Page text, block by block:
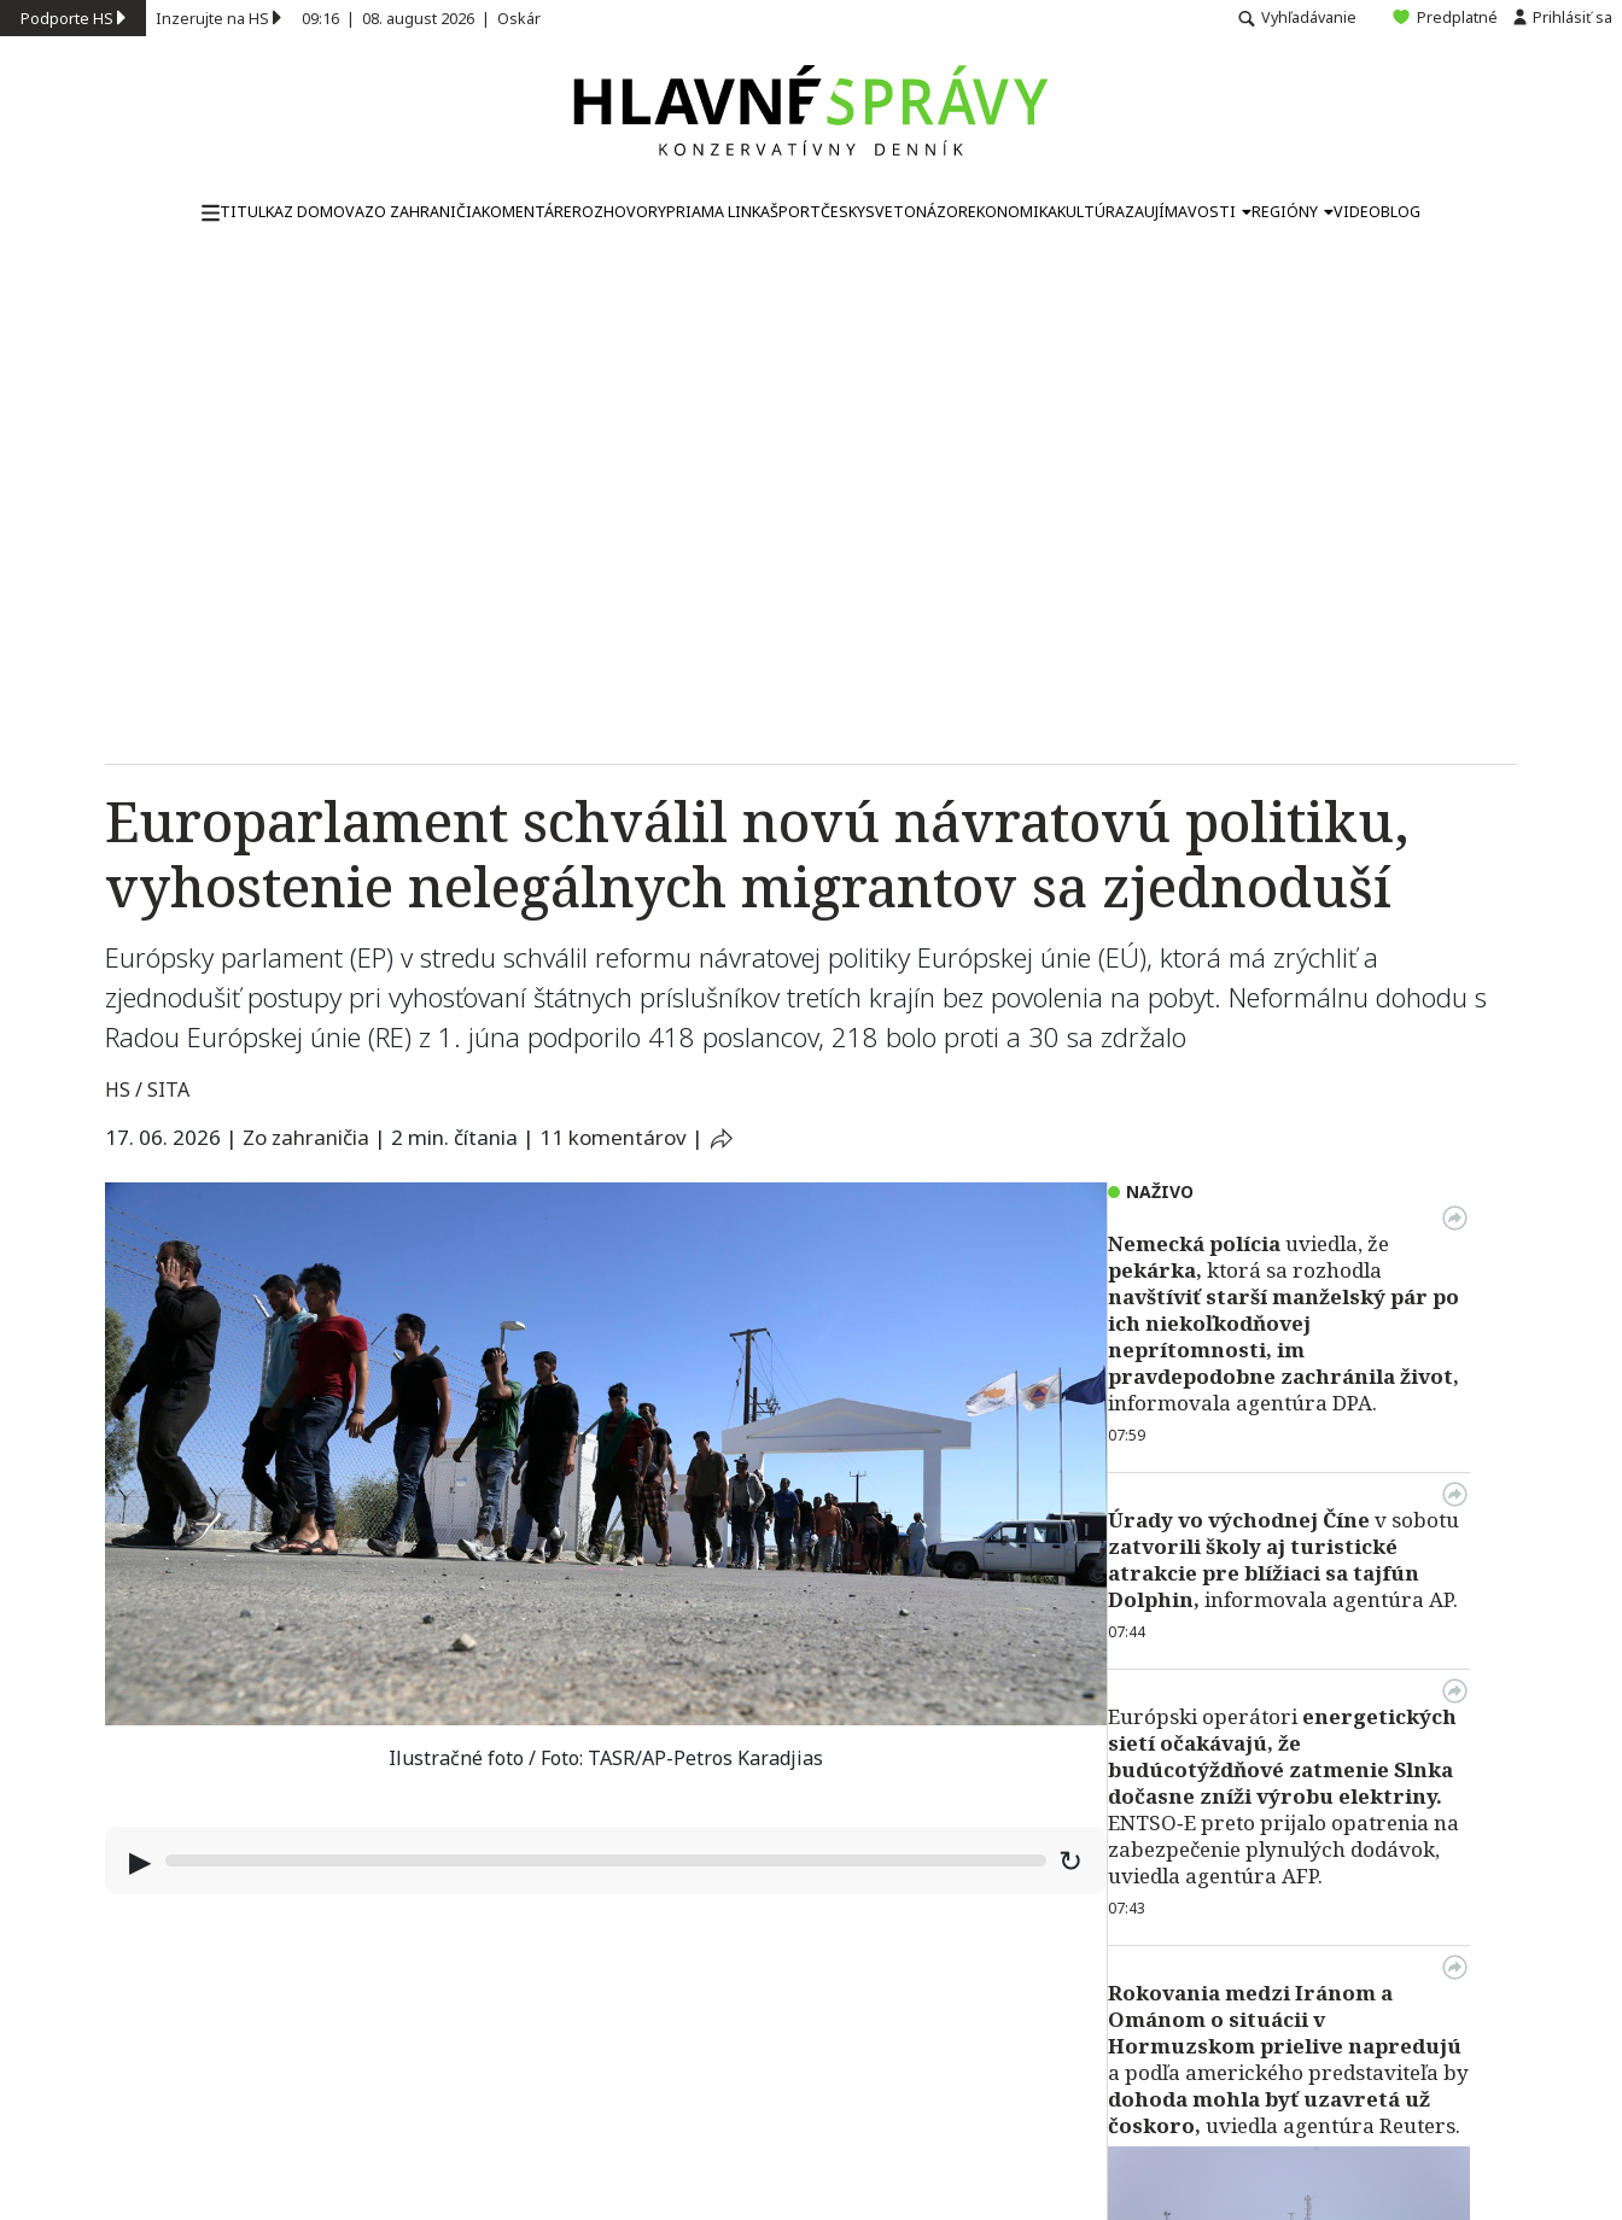
Podporte HS Inzerujte na HS 09:16 | 08. august 2026 | Oskár Vyhľadávanie Predplatné Prihlásiť sa
TITULKAZ DOMOVAZO ZAHRANIČIAKOMENTÁREROZHOVORYPRIAMA LINKAŠPORTČESKYSVETONÁZOREKONOMIKAKULTÚRAZAUJÍMAVOSTI REGIÓNY VIDEOBLOG
Europarlament schválil novú návratovú politiku,
vyhostenie nelegálnych migrantov sa zjednoduší
Európsky parlament (EP) v stredu schválil reformu návratovej politiky Európskej únie (EÚ), ktorá má zrýchliť a
zjednodušiť postupy pri vyhosťovaní štátnych príslušníkov tretích krajín bez povolenia na pobyt. Neformálnu dohodu s
Radou Európskej únie (RE) z 1. júna podporilo 418 poslancov, 218 bolo proti a 30 sa zdržalo
HS / SITA
17. 06. 2026 | Zo zahraničia | 2 min. čítania | 11 komentárov |
Ilustračné foto / Foto: TASR/AP-Petros Karadjias
▶ ↻
NAŽIVO
Nemecká políciauviedla, že
pekárka, ktorá sa rozhodla
navštíviť starší manželský pár po
ich niekoľkodňovej
neprítomnosti, im
pravdepodobne zachránila život,
informovala agentúra DPA.
07:59
Úrady vo východnej Číne v sobotu
zatvorili školy aj turistické
atrakcie pre blížiaci sa tajfún
Dolphin, informovala agentúra AP.
07:44
Európski operátorienergetických
sietí očakávajú, že
budúcotýždňové zatmenie Slnka
dočasne zníži výrobu elektriny.
ENTSO‑E preto prijalo opatrenia na
zabezpečenie plynulých dodávok,
uviedla agentúra AFP.
07:43
Rokovania medzi Iránom a
Ománom o situácii v
Hormuzskom prielive napredujú
a podľa amerického predstaviteľa by
dohoda mohla byť uzavretá už
čoskoro, uviedla agentúra Reuters.